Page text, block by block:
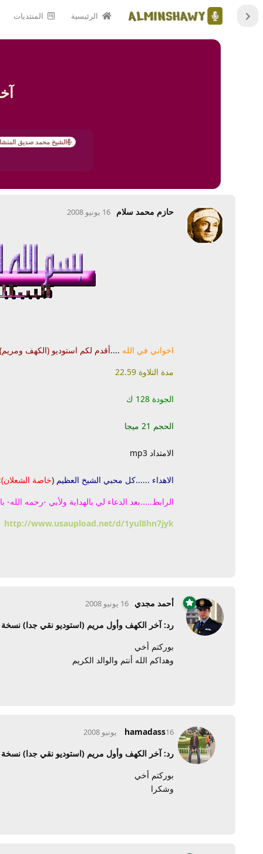
الرئيسية المنتديات
الشيخ محمد صديق
حازم محمد سلام 16 يونيو 2008
اخواني في الله ....أقدم لكم استوديو (الكهف
مدة التلاوة 22.59
الجودة 128 ك
الحجم 21 ميجا
الامتداد mp3
الاهداء ......كل محبي الشيخ العظيم (خاصة الشعلان):
الرابط.....بعد الدعاء لي بالهداية ولأبي -رحمه الله-
http://www.usaupload.net/d/1yul8hn7jyk
أحمد مجدي 16 يونيو 2008
رد: آخر الكهف وأول مريم (استوديو نقي جدا)
بوركتم أخي
وهداكم الله أنتم والوالد الكريم
hamadass16 يونيو 2008
رد: آخر الكهف وأول مريم (استوديو نقي جدا)
بوركتم أخي
وشكرا